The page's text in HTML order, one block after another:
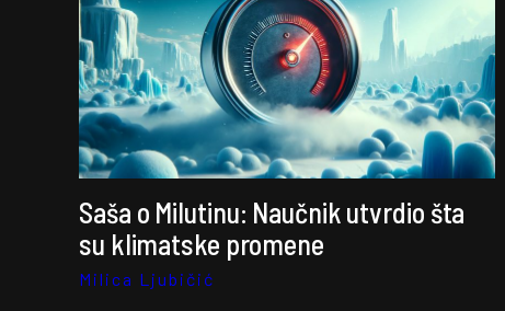
Saša o Milutinu: Naučnik utvrdio šta
su klimatske promene
Milica Ljubičić